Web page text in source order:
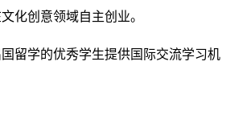
化创意领域自主创业。
留学的优秀学生提供国际交流学习机